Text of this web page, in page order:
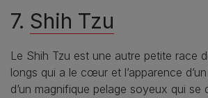
7. Shih Tzu
Le Shih Tzu est une autre petite race
longs qui a le cœur et l’apparence
d’un magnifique pelage soyeux qui se